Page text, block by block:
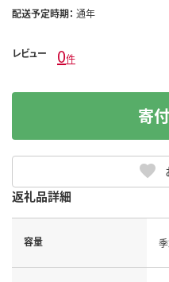
配送予定時期： 通年
レビュー 0件
寄
返礼品詳細
容量